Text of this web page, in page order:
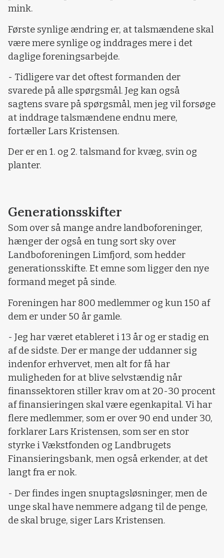
mink.
Første synlige ændring er, at talsmændene skal
være mere synlige og inddrages mere i det
daglige foreningsarbejde.
- Tidligere var det oftest formanden der
svarede på alle spørgsmål. Jeg kan også
sagtens svare på spørgsmål, men jeg vil forsøge
at inddrage talsmændene endnu mere,
fortæller Lars Kristensen.
Der er en 1. og 2. talsmand for kvæg, svin og
planter.
Generationsskifter
Som over så mange andre landboforeninger,
hænger der også en tung sort sky over
Landboforeningen Limfjord, som hedder
generationsskifte. Et emne som ligger den nye
formand meget på sinde.
Foreningen har 800 medlemmer og kun 150 af
dem er under 50 år gamle.
- Jeg har været etableret i 13 år og er stadig en
af de sidste. Der er mange der uddanner sig
indenfor erhvervet, men alt for få har
muligheden for at blive selvstændig når
finanssektoren stiller krav om at 20-30 procent
af finansieringen skal være egenkapital. Vi har
flere medlemmer, som er over 90 end under 30,
forklarer Lars Kristensen, som ser en stor
styrke i Vækstfonden og Landbrugets
Finansieringsbank, men også erkender, at det
langt fra er nok.
- Der findes ingen snuptagsløsninger, men de
unge skal have nemmere adgang til de penge,
de skal bruge, siger Lars Kristensen.